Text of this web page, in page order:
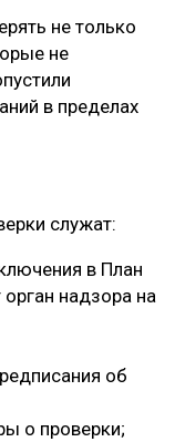
не только
не
в пределах
служат:
в План
надзора на
об
о проверки;